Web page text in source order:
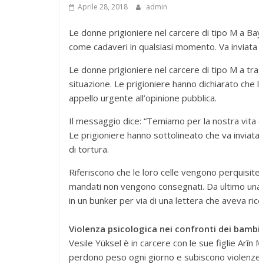
Aprile 28, 2018 admin
Le donne prigioniere nel carcere di tipo M a
come cadaveri in qualsiasi momento. Va
Le donne prigioniere nel carcere di tipo M a
situazione. Le prigioniere hanno dichiarato
appello urgente all’opinione pubblica.
Il messaggio dice: “Temiamo per la nostra
Le prigioniere hanno sottolineato che va
di tortura.
Riferiscono che le loro celle vengono
mandati non vengono consegnati. Da ultimo
in un bunker per via di una lettera che aveva
Violenza psicologica nei confronti dei
Vesile Yüksel è in carcere con le sue figlie
perdono peso ogni giorno e subiscono